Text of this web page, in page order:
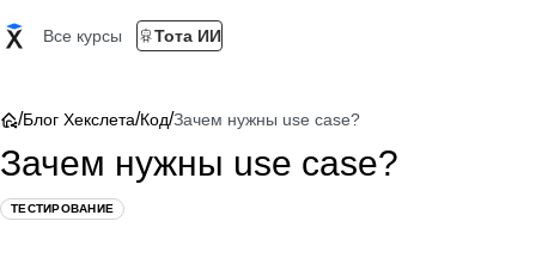
Все курсы Тота ИИ
/Блог Хекслета/Код/Зачем нужны use case?
Зачем нужны use case?
ТЕСТИРОВАНИЕ